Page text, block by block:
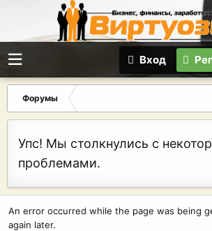
Вход
Форумы
Упс! Мы столкнулись с
проблемами.
An error occurred while the page was being
again later.